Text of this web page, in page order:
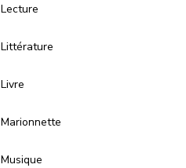
Lecture
Littérature
Livre
Marionnette
Musique